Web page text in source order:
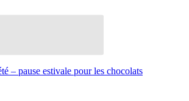
– pause estivale pour les chocolats